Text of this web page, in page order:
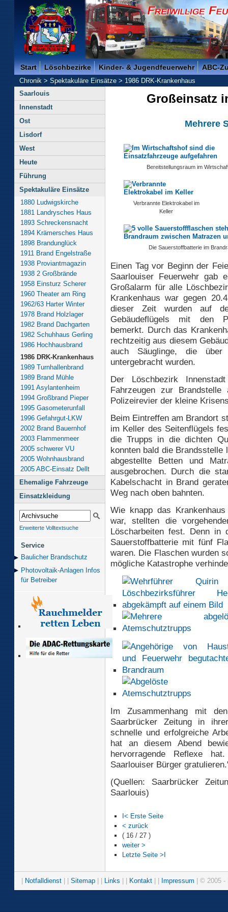
Freiwillige Feuerwehr der Kreisstadt Saarlouis -
Start Löschbezirke Kinder- & Jugendfeuerwehr ABC-
Chronik>Spektakuläre Einsätze>1986 DRK-Krankenhaus
Saarlouis
Innenstadt
Ost
Lisdorf
West
Heute
Führung
Spektakuläre Einsätze
1880 Ludwigskirche
1881 Landrysches Haus
1893 Schreckensnacht
1894 Krämersches Haus
1898 Brandunglück
1911 Brand Engelstraße
1938 Proviantmagazin
1938 2 Großbrände
1958 Einsturz Scherer
1960 Theater am Ring
1962/63 Harter Winter
1978 Brand Holzlager
1982 Brand Dachgarten
1982 Schuhhaus Gerling
1986 Hochhausbrand
1986 DRK-Krankenhaus
1989 Turnhallenbrand
1989 Brand Mühle
1991 Asylantenheim
1994 Großbrand Pieper
1995 Gasometerunfall
1996 Gefahrgut-LKW
2002 Brand Bauernhof
2003 Flammenmeer
2005 schwerer VU
2005 Wohnhausbrand
2005 ABC-Einsatz Dellt
Ehemalige Fahrzeuge
Einsatzkleidung
Erweiterte Volltextsuche
Service
Baulicher Brand­schutz
Photovoltaik-Anlagen Infos
für Betreiber
Großeinsatz
Mehrere
Bereitstellungsraum im
Verbrannte Elektrokabel im
Keller
Die Sauerstoffbatterie im
Einen Tag vor Beginn der
Saarlouiser Feuerwehr gab
Großalarm für alle
Krankenhaus war gegen
dieser Zeit wurden auf
Gebäudeflügels mit den
bemerkt. Durch das
rechtzeitig aus diesem
auch Säuglinge, die
untergebracht wurden.
Der Löschbezirk
Fahrzeugen zur Brandstelle
Polizeirevier der kleine
Beim Eintreffen am Brandort
im Keller des Seitenflügels
die Trupps in die dichten
konnten bald die
abgestellte Betten und
ausgebrochen. Durch die
Kabelschacht in Brand
Weg nach oben bahnten.
Wie knapp das
war, stellten die
Löscharbeiten fest. Denn in
Sauerstoffbatterie mit fünf
waren. Die Flaschen wurden
mögliche Katastrophe
Im Zusammenhang mit
Saarbrücker Zeitung in
schnelle und erfolgreiche
hat an diesem Abend
hervorragende Reflexe
Saarlouiser Bürger
(Quellen: Saarbrücker
Saarlouis)
I< Erste Seite
< zurück
( 16 / 27 )
weiter >
Letzte Seite >I
Notfalldienst Sitemap Links Kontakt Impressum | © 2005 -